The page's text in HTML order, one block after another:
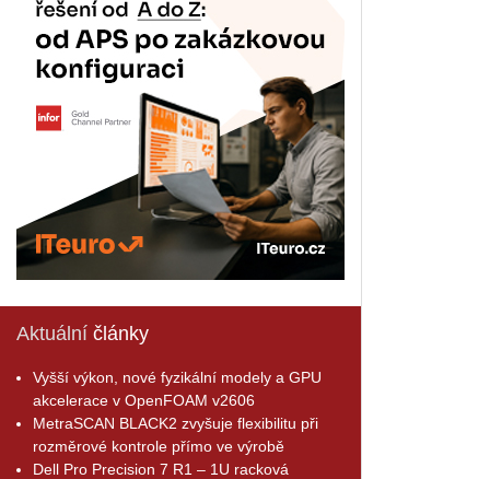
Aktuální články
Vyšší výkon, nové fyzikální modely a GPU
akcelerace v OpenFOAM v2606
MetraSCAN BLACK2 zvyšuje flexibilitu při
rozměrové kontrole přímo ve výrobě
Dell Pro Precision 7 R1 – 1U racková